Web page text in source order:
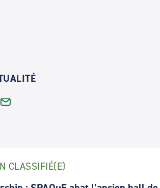
CLASSIFIÉ(E)